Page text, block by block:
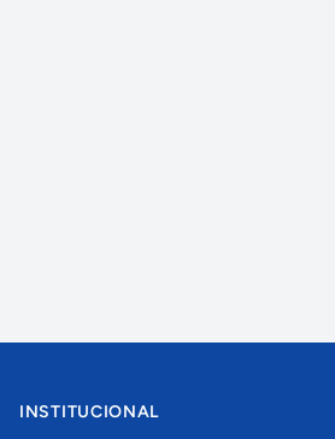
INSTITUCIONAL